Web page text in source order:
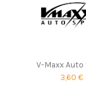
V-Maxx Auto
3,60 €